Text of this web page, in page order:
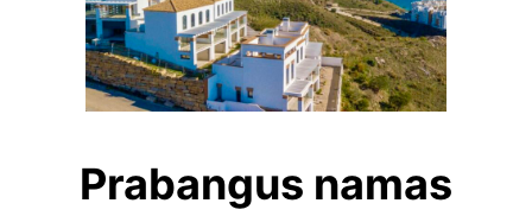
Prabangus namas